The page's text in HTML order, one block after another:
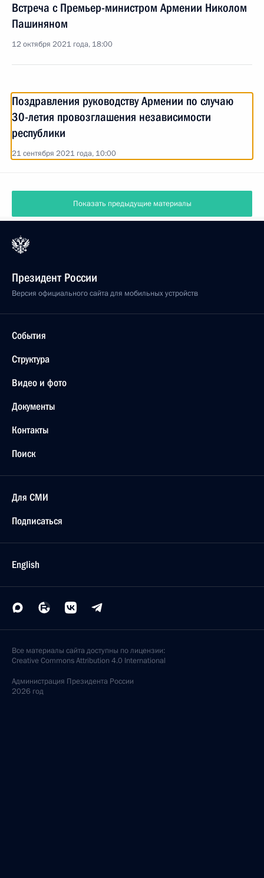
Встреча с Премьер-министром Армении Николом
Пашиняном
12 октября 2021 года, 18:00
Поздравления руководству Армении по случаю
30-летия провозглашения независимости
республики
21 сентября 2021 года, 10:00
Показать предыдущие материалы
Президент России
Версия официального сайта для мобильных устройств
События
Структура
Видео и фото
Документы
Контакты
Поиск
Для СМИ
Подписаться
English
Все материалы сайта доступны по лицензии:
Creative Commons Attribution 4.0 International
Администрация Президента России
2026 год